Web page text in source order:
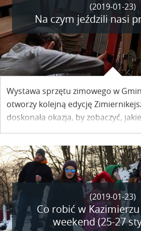
(2019-01-23)
Na czym jeździli nasi
Wystawa sprzętu zimowego w
otworzy kolejną edycję
doskonała okazja, by zobaczyć,
uprawiania sportów zimowych
dawno kazimierzacy.
(2019-01-23)
Co robić w
weekend (25-27